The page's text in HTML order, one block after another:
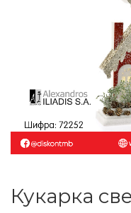
Кукарка